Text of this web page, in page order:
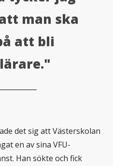
man ska
att bli
det sig att Västerskolan
en av sina VFU-
Han sökte och fick